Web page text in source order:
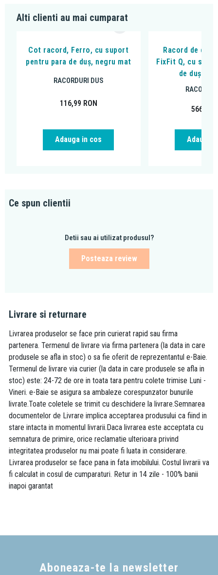
Alti clienti au mai cumparat
Cot racord, Ferro, cu suport
pentru para de duș, negru mat
RACORDURI DUS
116,99 RON
Adauga in cos
Racord de duș,
FixFit Q, cu
de duș,
566,97
Adauga
Ce spun clientii
Detii sau ai utilizat produsul?
Posteaza review
Livrare si returnare
Livrarea produselor se face prin curierat rapid sau firma
partenera. Termenul de livrare via firma partenera (la data in care
produsele se afla in stoc) o sa fie oferit de reprezentantul e-Baie.
Termenul de livrare via curier (la data in care produsele se afla in
stoc) este: 24-72 de ore in toata tara pentru colete trimise Luni -
Vineri. e-Baie se asigura sa ambaleze corespunzator bunurile
livrate.Toate coletele se trimit cu deschidere la livrare.Semnarea
documentelor de Livrare implica acceptarea produsului ca fiind in
stare intacta in momentul livrarii.Daca livrarea este acceptata cu
semnatura de primire, orice reclamatie ulterioara privind
integritatea produselor nu mai poate fi luata in considerare.
Livrarea produselor se face pana in fata imobilului. Costul livrarii va
fi calculat in cosul de cumparaturi. Retur in 14 zile - 100% banii
inapoi garantat
Aboneaza-te la newsletter